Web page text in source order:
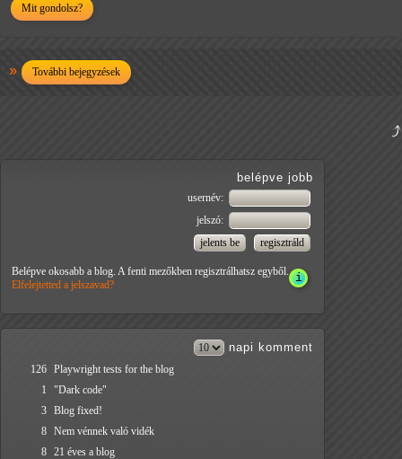
Mit gondolsz?
További bejegyzések
belépve jobb
usernév:
jelszó:
Belépve okosabb a blog. A fenti mezőkben regisztrálhatsz egyből.
Elfelejtetted a jelszavad?
napi komment
126 Playwright tests for the blog
1
"Dark code"
3 Blog fixed!
8 Nem vénnek való vidék
8 21 éves a blog